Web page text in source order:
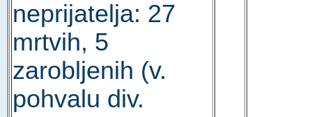
neprijatelja: 27
mrtvih, 5
zarobljenih (v.
pohvalu div.